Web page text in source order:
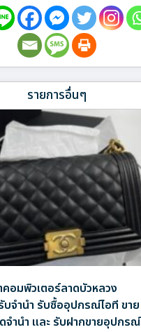
รายการอื่นๆ
คอมพิวเตอร์ลาดบัวหลวง
บจำนำ รับซื้ออุปกรณ์ไอที ขาย
จำนำ และ รับฝากขายอุปกรณ์